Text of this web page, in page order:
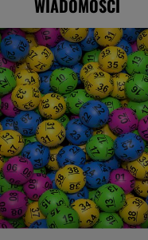
chciał wypłacić
WIADOMOŚCI